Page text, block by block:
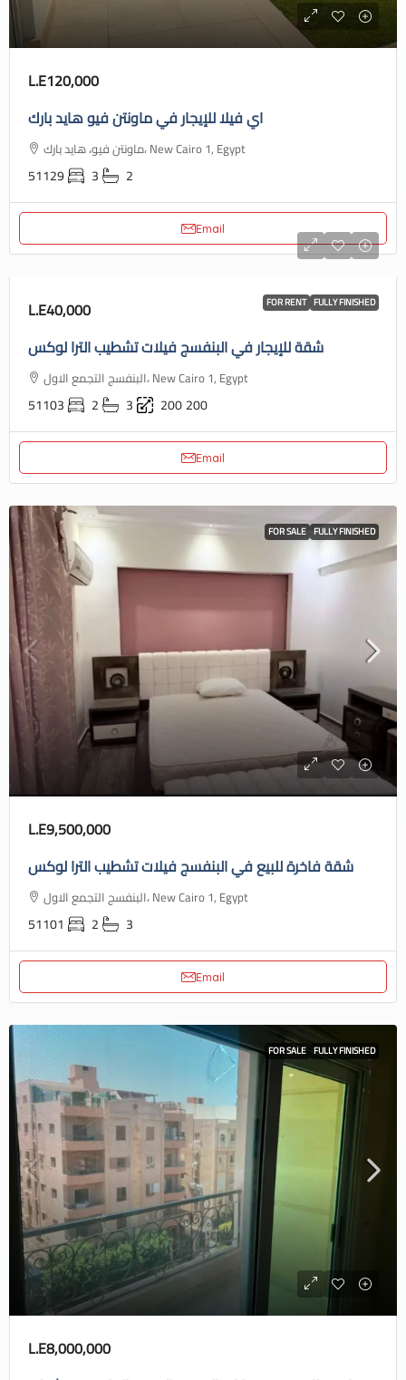
L.E120,000
اي فيلا للإيجار في ماونتن فيو هايد بارك
ماونتن فيو، هايد بارك، New Cairo 1, Egypt
51129 3 2
Email
FOR RENT FULLY FINISHED
L.E40,000
شقة للإيجار في البنفسج فيلات تشطيب الترا لوكس
البنفسج التجمع الاول، New Cairo 1, Egypt
51103 2 3 200200
Email
FOR SALE FULLY FINISHED
L.E9,500,000
شقة فاخرة للبيع في البنفسج فيلات تشطيب الترا لوكس
البنفسج التجمع الاول، New Cairo 1, Egypt
51101 2 3
Email
FOR SALE FULLY FINISHED
L.E8,000,000